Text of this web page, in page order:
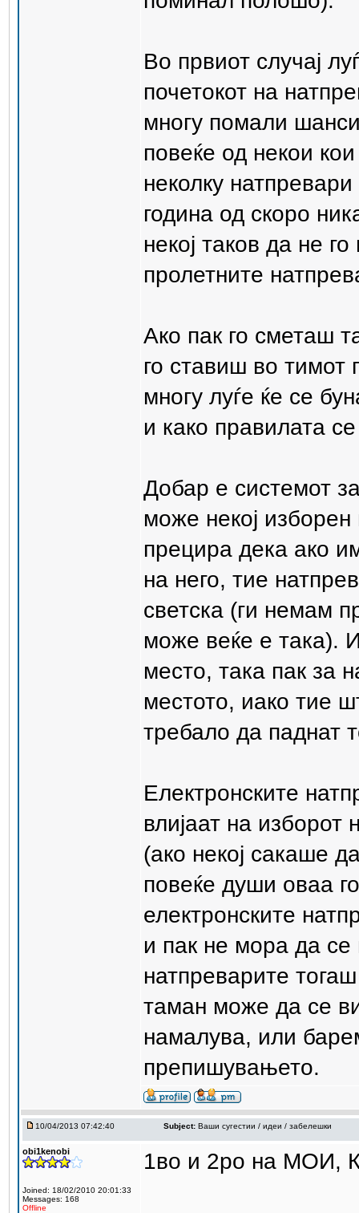
Во првиот случај
почетокот на
многу помали
повеќе од некои
неколку
година од скоро
некој таков да не
пролетните
Ако пак го сметаш
го ставиш во тимот
многу луѓе ќе се
и како правилата
Добар е системот
може некој
прецира дека ако
на него, тие
светска (ги немам
може веќе е така).
место, така пак за
местото, иако тие
требало да паднат
Електронските
влијаат на изборот
(ако некој сакаше
повеќе души оваа
електронските
и пак не мора да
натпреварите
таман може да се
намалува, или
препишувањето.
10/04/2013 07:42:40 Subject: Ваши сугестии / идеи / забелешки
obi1kenobi
Joined: 18/02/2010 20:01:33
Messages: 168
Offline
1во и 2ро на МОИ,